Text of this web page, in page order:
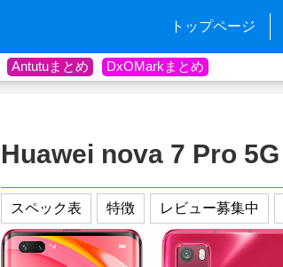
トップページ
Antutuまとめ DxOMarkまとめ
Huawei nova 7 Pro 5G
スペック表 特徴 レビュー募集中